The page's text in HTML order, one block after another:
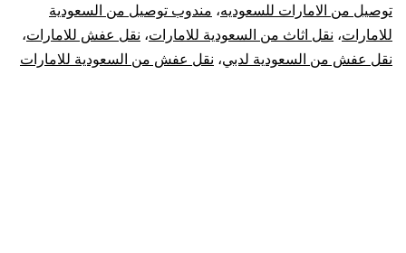
توصيل من الامارات للسعوديه، مندوب توصيل من السعودية
للامارات، نقل اثاث من السعودية للامارات، نقل عفش للامارات،
نقل عفش من السعودية لدبي، نقل عفش من السعودية للامارات